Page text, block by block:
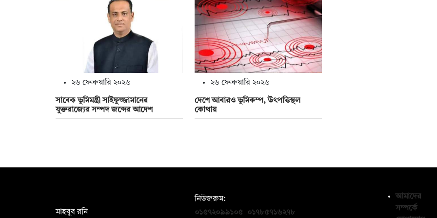
২৬ ফেব্রুয়ারি ২০২৬
সাবেক ভূমিমন্ত্রী সাইফুজ্জামানের
যুক্তরাজ্যের সম্পদ জব্দের আদেশ
২৬ ফেব্রুয়ারি ২০২৬
দেশে আবারও ভূমিকম্প, উৎপত্তিস্থল
কোথায়
মাহবুব রনি
নিউজরুম:
০১৫৭২০৯৯১০৫
০১৭৮৫৭১৬২৭৮
আমাদের
সম্পর্কে